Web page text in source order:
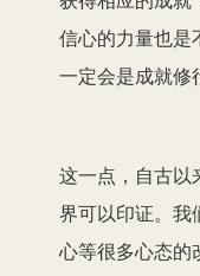
信心的力量也是
一定会是成就修
这一点，自古以
界可以印证。我
心等很多心态的